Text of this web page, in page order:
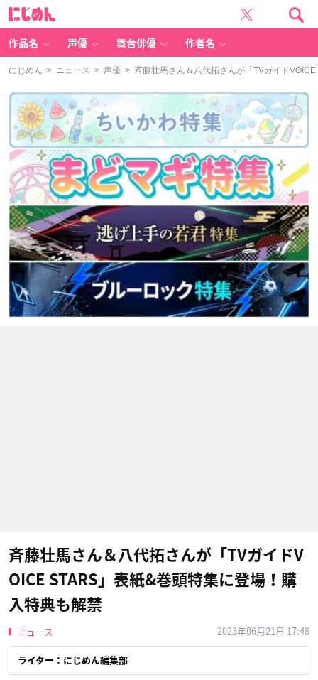
作品名 声優 舞台俳優 作者名
にじめん > ニュース > 声優 > 斉藤壮馬さん＆八代拓さんが「TVガイド
斉藤壮馬さん＆八代拓さんが「TVガイドV
OICE STARS」表紙&巻頭特集に登場！購
入特典も解禁
ニュース 2023年06月21日 17:48
ライター：にじめん編集部